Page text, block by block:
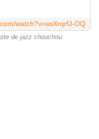
watch?v=asXrqrfJ-OQ
de jazz chouchou